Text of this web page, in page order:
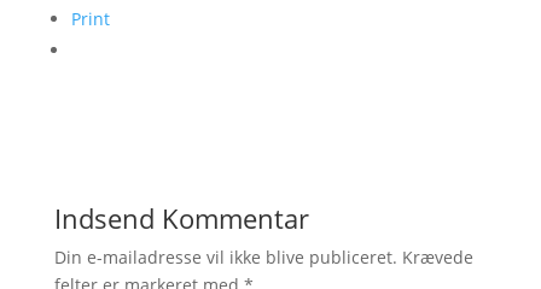
Print
Indsend Kommentar
Din e-mailadresse vil ikke blive publiceret. Krævede